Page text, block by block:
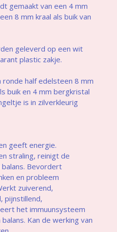
gemaakt van een 4 mm
8 mm kraal als buik van
geleverd op een wit
plastic zakje.
half edelsteen 8 mm
buik en 4 mm bergkristal
is in zilverkleurig
geeft energie.
straling, reinigt de
balans. Bevordert
en probleem
zuiverend,
pijnstillend,
het immuunsysteem
Kan de werking van